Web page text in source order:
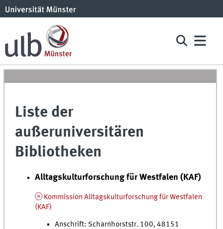
Liste der
außeruniversitären
Bibliotheken
Alltagskulturforschung für Westfalen (KAF)
Kommission Alltagskulturforschung für Westfalen
(KAF)
Anschrift: Scharnhorststr. 100, 48151